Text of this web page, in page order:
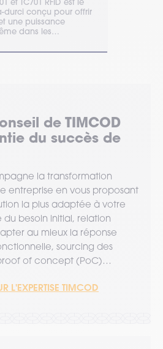
durci conçu pour offrir
une puissance
dans les
de TIMCOD
du succès de
la transformation
entreprise en vous proposant
la plus adaptée à votre
du besoin initial, relation
au mieux la réponse
sourcing des
of concept (PoC)…
L'EXPERTISE TIMCOD